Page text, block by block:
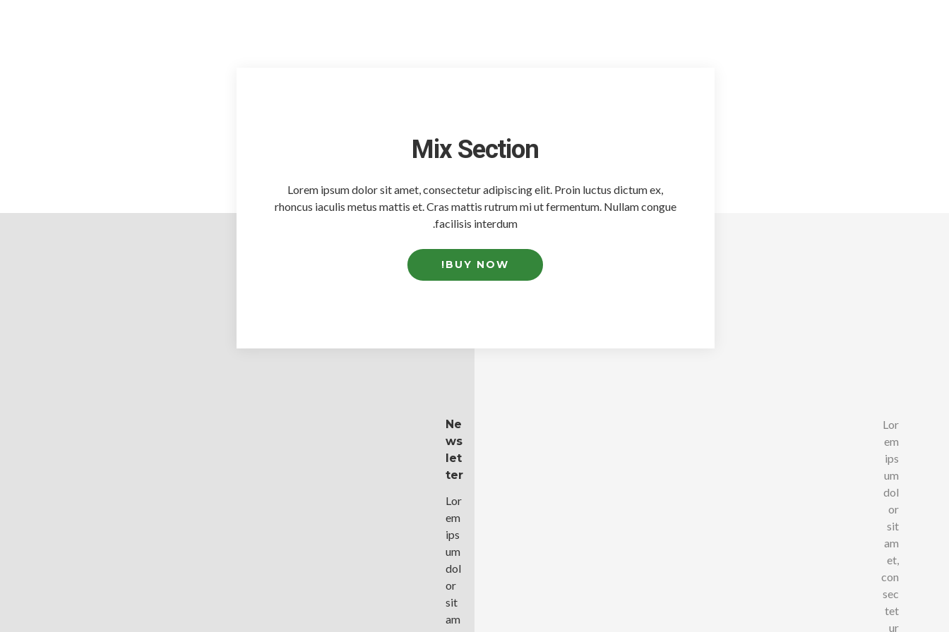
Mix Section
Lorem ipsum dolor sit amet, consectetur adipiscing elit. Proin luctus dictum ex,
rhoncus iaculis metus mattis et. Cras mattis rutrum mi ut fermentum. Nullam congue
facilisis interdum.
BUY NOW!
Lor
em
ips
um
dol
or
sit
am
et,
con
sec
tet
ur
Ne
Ws
Let
Ter
Lor
em
ips
um
dol
or
sit
am